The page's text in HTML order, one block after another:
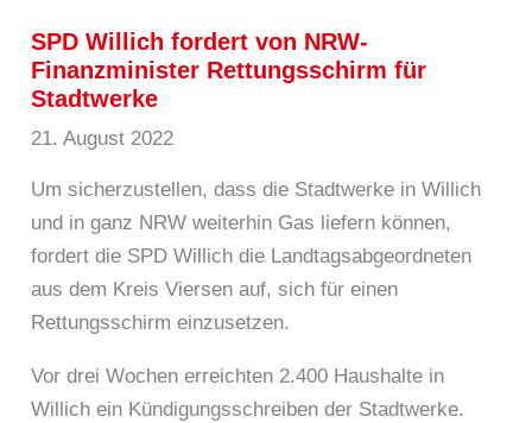
SPD Willich fordert von NRW-
Finanzminister Rettungsschirm für
Stadtwerke
21. August 2022
Um sicherzustellen, dass die Stadtwerke in Willich
und in ganz NRW weiterhin Gas liefern können,
fordert die SPD Willich die Landtagsabgeordneten
aus dem Kreis Viersen auf, sich für einen
Rettungsschirm einzusetzen.
Vor drei Wochen erreichten 2.400 Haushalte in
Willich ein Kündigungsschreiben der Stadtwerke.